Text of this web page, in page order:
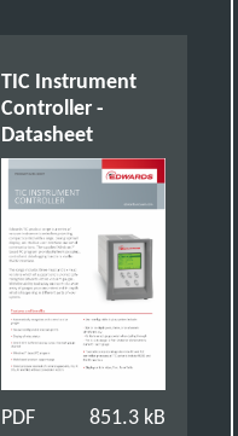
TIC Instrument
Controller -
Datasheet
PDF 851.3 kB